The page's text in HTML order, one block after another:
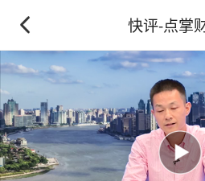
快评-点掌